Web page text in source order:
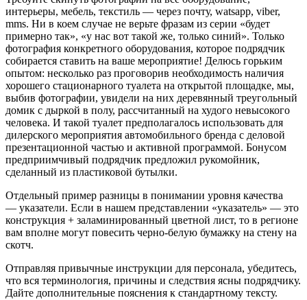
интерьеры, мебель, текстиль — через почту, watsapp, viber,
mms. Ни в коем случае не верьте фразам из серии «будет
примерно так», «у нас вот такой же, только синий». Только
фотография конкретного оборудования, которое подрядчик
собирается ставить на ваше мероприятие! Делюсь горьким
опытом: несколько раз проговорив необходимость наличия
хорошего стационарного туалета на открытой площадке, мы,
выбив фотографии, увидели на них деревянный треугольный
домик с дыркой в полу, рассчитанный на худого невысокого
человека. И такой туалет предполагалось использовать для
дилерского мероприятия автомобильного бренда с деловой
презентационной частью и активной программой. Бонусом
предприимчивый подрядчик предложил рукомойник,
сделанный из пластиковой бутылки.
Отдельный пример разницы в понимании уровня качества
— указатели. Если в нашем представлении «указатель» — это
конструкция + заламинированный цветной лист, то в регионе
вам вполне могут повесить черно-белую бумажку на стену на
скотч.
Отправляя привычные инструкции для персонала, убедитесь,
что вся терминология, причины и следствия ясны подрядчику.
Дайте дополнительные пояснения к стандартному тексту.